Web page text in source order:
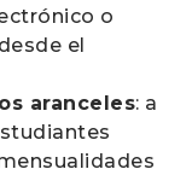
o
el
aranceles: a